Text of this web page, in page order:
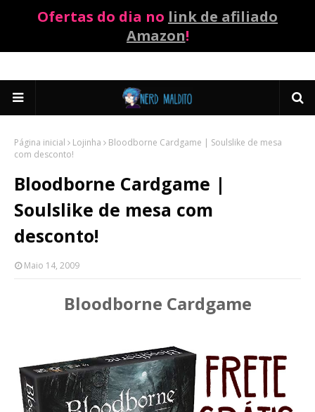
Ofertas do dia no link de afiliado
Amazon!
Página inicial Lojinha
Bloodborne Cardgame | Soulslike de mesa
com desconto!
Bloodborne Cardgame |
Soulslike de mesa com
desconto!
Maio 14, 2009
Bloodborne Cardgame